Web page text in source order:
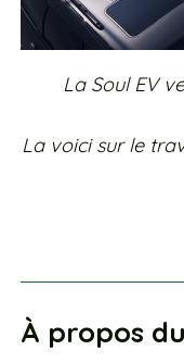
La Soul EV
La voici sur le
À propos